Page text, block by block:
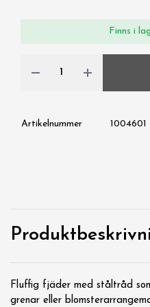
Finns i
Artikelnummer 1004601
Fluffig fjäder med ståltråd
grenar eller